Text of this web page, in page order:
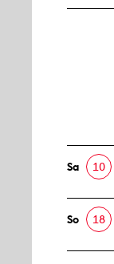
Sa 10
So 18